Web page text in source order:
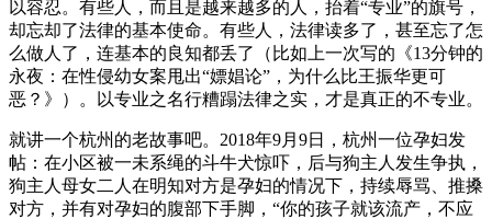
以容忍。有些人，而且是越来越多的人，抬着“专业”的旗号，
却忘却了法律的基本使命。有些人，法律读多了，甚至忘了怎
么做人了，连基本的良知都丢了（比如上一次写的《13分钟的
永夜：在性侵幼女案甩出“嫖娼论”，为什么比王振华更可
恶？》）。以专业之名行糟蹋法律之实，才是真正的不专业。
就讲一个杭州的老故事吧。2018年9月9日，杭州一位孕妇发
帖：在小区被一未系绳的斗牛犬惊吓，后与狗主人发生争执，
狗主人母女二人在明知对方是孕妇的情况下，持续辱骂、推搡
对方，并有对孕妇的腹部下手脚，“你的孩子就该流产，不应